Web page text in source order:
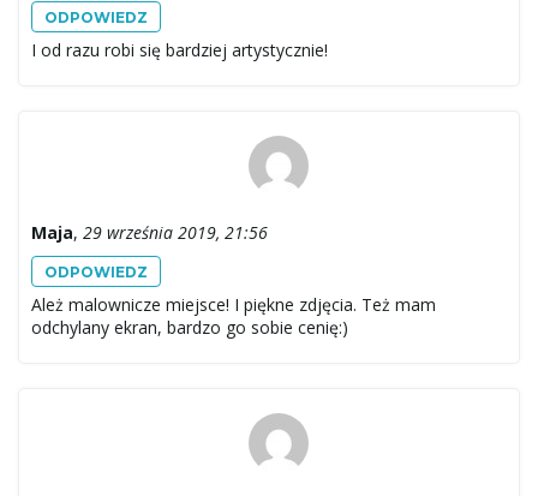
ODPOWIEDZ
I od razu robi się bardziej artystycznie!
Maja, 29 września 2019, 21:56
ODPOWIEDZ
Ależ malownicze miejsce! I piękne zdjęcia. Też mam
odchylany ekran, bardzo go sobie cenię:)